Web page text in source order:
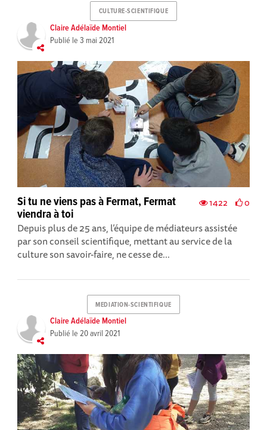
CULTURE-SCIENTIFIQUE
Claire Adélaïde Montiel
Publié le 3 mai 2021
1422 0
Si tu ne viens pas à Fermat, Fermat
viendra à toi
Depuis plus de 25 ans, l’équipe de médiateurs assistée
par son conseil scientifique, mettant au service de la
culture son savoir-faire, ne cesse de...
MEDIATION-SCIENTIFIQUE
Claire Adélaïde Montiel
Publié le 20 avril 2021